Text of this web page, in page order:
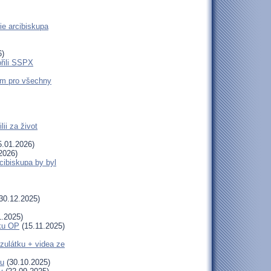
arcibiskupa
SSPX
pro všechny
za život
by byl
OP (15.11.2025)
+ videa ze
(30.10.2025)